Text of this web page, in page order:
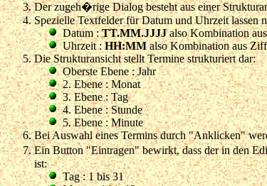
Der zugeh�rige Dialog besteht aus einer
Spezielle Textfelder für Datum und Uhrzeit lassen
Datum :TT.MM.JJJJalso Kombination
Uhrzeit :HH:MMalso Kombination aus
Die Strukturansicht stellt Termine strukturiert dar:
Oberste Ebene : Jahr
2. Ebene : Monat
3. Ebene : Tag
4. Ebene : Stunde
5. Ebene : Minute
Bei Auswahl eines Termins durch "Anklicken"
Ein Button "Eintragen" bewirkt, dass der in den
ist:
Tag : 1 bis 31